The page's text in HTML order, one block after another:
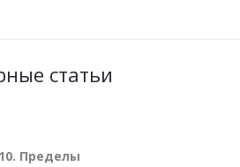
статьи
Пределы